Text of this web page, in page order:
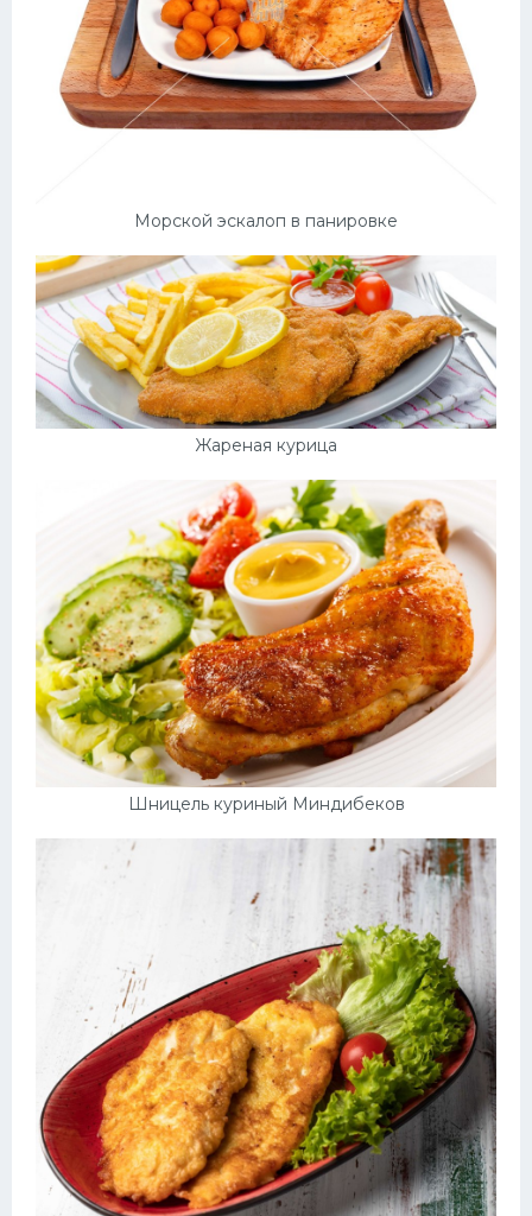
Морской эскалоп в панировке
Жареная курица
Шницель куриный Миндибеков